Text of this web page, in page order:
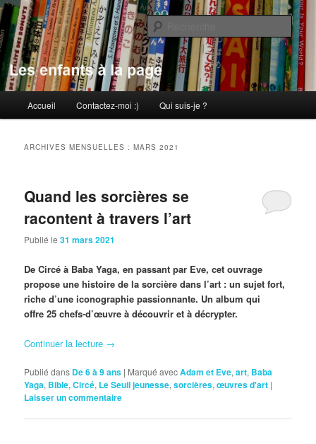
Aller
au
contenu
principal
Aller
au
contenu
secondaireLes enfants à la page
principal
Accueil Contactez-moi :) Qui suis-je ?
ARCHIVES MENSUELLES :MARS 2021
Quand les sorcières se
racontent à travers l’art
Publié le31 mars 2021
De Circé à Baba Yaga, en passant par Eve, cet ouvrage
propose une histoire de la sorcière dans l’art : un sujet fort,
riche d’une iconographie passionnante. Un album qui
offre 25 chefs-d’œuvre à découvrir et à décrypter.
Continuer la lecture →
Publié dans De 6 à 9 ans | Marqué avecAdam et Eve,art, Baba
Yaga, Bible,Circé, Le Seuil jeunesse,sorcières,œuvres d'art |
Laisser un commentaire